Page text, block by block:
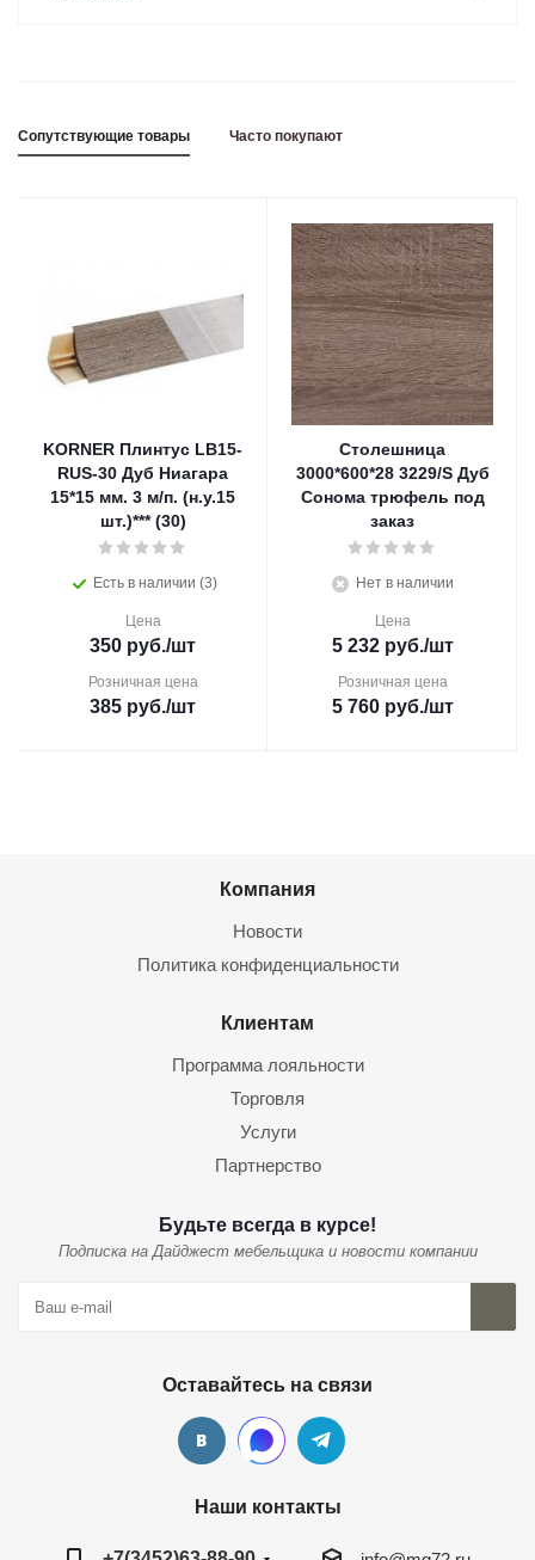
Сопутствующие товары Часто покупают
KORNER Плинтус LB15-
RUS-30 Дуб Ниагара
15*15 мм. 3 м/п. (н.у.15
шт.)*** (30)
Есть в наличии (3)
Цена
350 руб./шт
Розничная цена
385 руб./шт
Столешница
3000*600*28 3229/S Дуб
Сонома трюфель под
заказ
Нет в наличии
Цена
5 232руб./шт
Розничная цена
5 760руб./шт
Компания
Новости
Политика конфиденциальности
Клиентам
Программа лояльности
Торговля
Услуги
Партнерство
Будьте всегда в курсе!
Подписка на Дайджест мебельщика и новости компании
Оставайтесь на связи
Наши контакты